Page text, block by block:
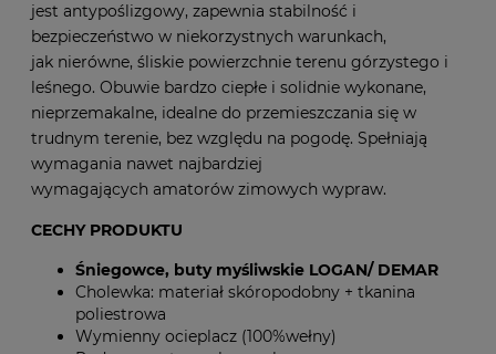
jest antypoślizgowy, zapewnia stabilność i
bezpieczeństwo w niekorzystnych warunkach,
jak nierówne, śliskie powierzchnie terenu górzystego i
leśnego. Obuwie bardzo ciepłe i solidnie wykonane,
nieprzemakalne, idealne do przemieszczania się w
trudnym terenie, bez względu na pogodę. Spełniają
wymagania nawet najbardziej
wymagających amatorów zimowych wypraw.
CECHY PRODUKTU
Śniegowce, buty myśliwskie LOGAN/ DEMAR
Cholewka: materiał skóropodobny + tkanina
poliestrowa
Wymienny ocieplacz (100%wełny)